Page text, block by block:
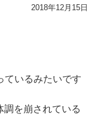
2018年12月15日
ているみたいです
調を崩されている